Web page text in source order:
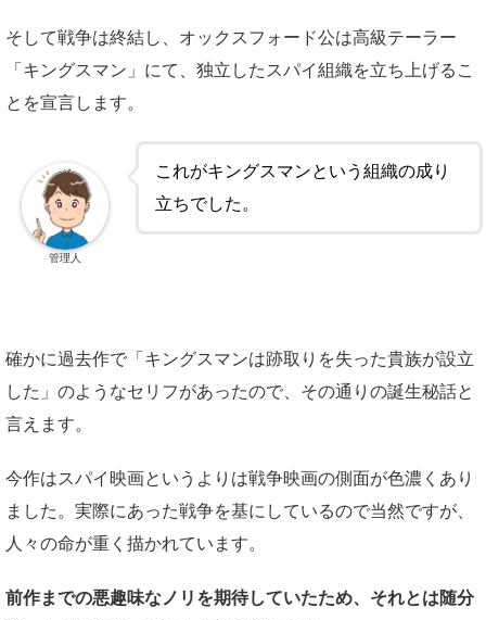
そして戦争は終結し、オックスフォード公は高級テーラー
「キングスマン」にて、独立したスパイ組織を立ち上げるこ
とを宣言します。
これがキングスマンという組織の成り
立ちでした。
管理人
確かに過去作で「キングスマンは跡取りを失った貴族が設立
した」のようなセリフがあったので、その通りの誕生秘話と
言えます。
今作はスパイ映画というよりは戦争映画の側面が色濃くあり
ました。実際にあった戦争を基にしているので当然ですが、
人々の命が重く描かれています。
前作までの悪趣味なノリを期待していたため、それとは随分